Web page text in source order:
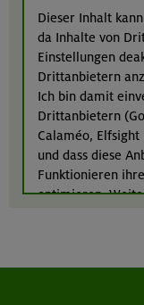
Termine)
München
21.08.26
Klettertreff
München
Dieser Inhalt
da Inhalte von
Einstellungen
Drittanbietern
Ich bin damit
Drittanbietern
Calaméo,
und dass diese
Funktionieren
optimieren.